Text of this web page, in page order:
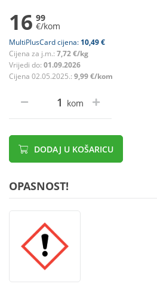
16 99
€/kom
MultiPlusCard cijena: 10,49 €
Cijena za j.m.: 7,72 €/kg
Vrijedi do: 01.09.2026
Cijena 02.05.2025.: 9,99 €/kom
kom
DODAJ U KOŠARICU
OPASNOST!